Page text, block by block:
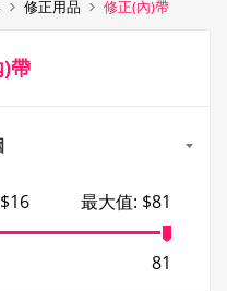
修正用品 修正(內)帶
帶
$16 最大值: $81
81